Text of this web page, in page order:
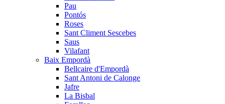
Pau
Pontós
Roses
Sant Climent Sescebes
Saus
Vilafant
Baix Empordà
Bellcaire d'Empordà
Sant Antoni de Calonge
Jafre
La Bisbal